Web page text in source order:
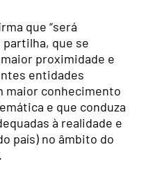
que “será
que se
proximidade e
entidades
maior conhecimento
e que conduza
à realidade e
país) no âmbito do